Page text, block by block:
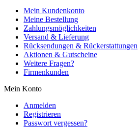
Mein Kundenkonto
Meine Bestellung
Zahlungsmöglichkeiten
Versand & Lieferung
Rücksendungen & Rückerstattungen
Aktionen & Gutscheine
Weitere Fragen?
Firmenkunden
Mein Konto
Anmelden
Registrieren
Passwort vergessen?